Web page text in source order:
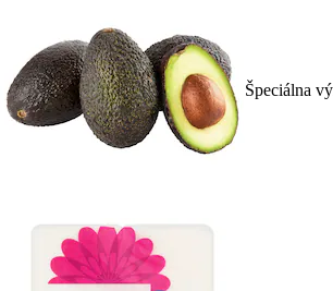
Špeciálna